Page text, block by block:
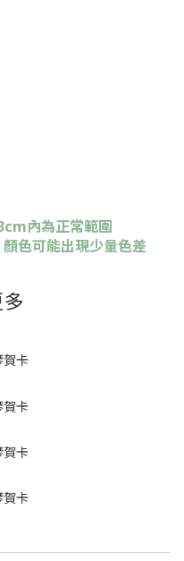
內為正常範圍
色可能出現少量色差